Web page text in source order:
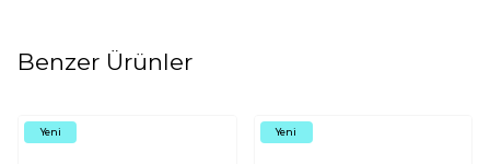
Benzer Ürünler
Yeni Yeni